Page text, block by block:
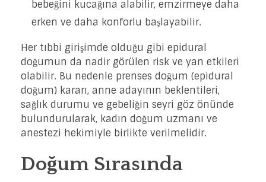
bebeğini kucağına alabilir, emzirmeye daha
erken ve daha konforlu başlayabilir.
Her tıbbi girişimde olduğu gibi epidural
doğumun da nadir görülen risk ve yan etkileri
olabilir. Bu nedenle prenses doğum (epidural
doğum) kararı, anne adayının beklentileri,
sağlık durumu ve gebeliğin seyri göz önünde
bulundurularak, kadın doğum uzmanı ve
anestezi hekimiyle birlikte verilmelidir.
Doğum Sırasında